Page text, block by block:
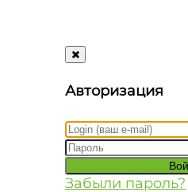
Авторизация
Забыли пароль?